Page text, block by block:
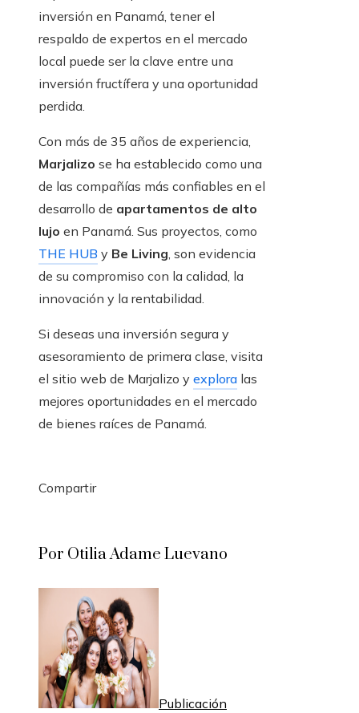
inversión en Panamá, tener el
respaldo de expertos en el mercado
local puede ser la clave entre una
inversión fructífera y una oportunidad
perdida.
Con más de 35 años de experiencia,
Marjalizo se ha establecido como una
de las compañías más confiables en el
desarrollo de apartamentos de alto
lujo en Panamá. Sus proyectos, como
THE HUB y Be Living, son evidencia
de su compromiso con la calidad, la
innovación y la rentabilidad.
Si deseas una inversión segura y
asesoramiento de primera clase, visita
el sitio web de Marjalizo y explora las
mejores oportunidades en el mercado
de bienes raíces de Panamá.
Compartir
Por Otilia Adame Luevano
Publicación